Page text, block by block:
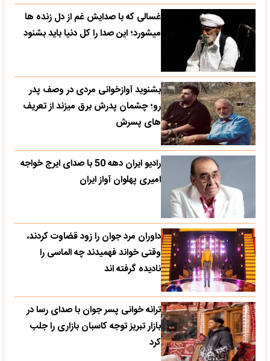
غسالی که با صدایش غم از دل زنده ها
میشورد؛ این صدا را کل دنیا باید بشنود
بشنوید آوازخوانی مردی در وصف پدر
رو؛ چشمان پدرش برق میزند از تعریف
های پسرش
رادیو ایران دهه 50 با صدای ایرج خواجه
امیری پهلوان آواز ایران
داوران مرد جوان را زود قضاوت کردند،
وقتی خواند فهمیدند چه الماسی را
نادیده گرفته اند
ترانه خوانی پسر جوان با صدای رسا در
بازار تبریز توجه کاسبان بازاری را جلب
کرد